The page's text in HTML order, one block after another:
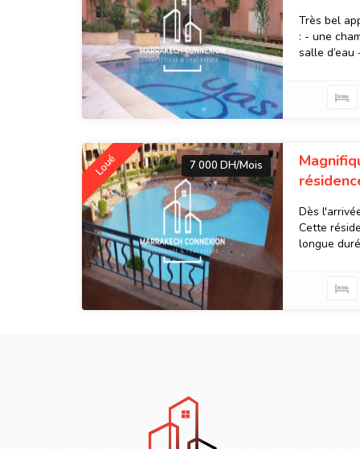
Très bel
: - une
salle d’eau
Loué 7 000 DH/Mois
Dès
Cette
longue